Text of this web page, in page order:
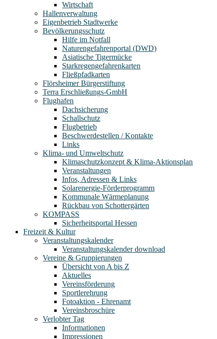
Wirtschaft
Hallenverwaltung
Eigenbetrieb Stadtwerke
Bevölkerungsschutz
Hilfe im Notfall
Naturengefahrenportal (DWD)
Asiatische Tigermücke
Starkregengefahrenkarten
Fließpfadkarten
Flörsheimer Bürgerstiftung
Terra Erschließungs-GmbH
Flughafen
Dachsicherung
Schallschutz
Flugbetrieb
Beschwerdestellen / Kontakte
Links
Klima- und Umweltschutz
Klimaschutzkonzept & Klima-Aktionsplan
Veranstaltungen
Infos, Adressen & Links
Solarenergie-Förderprogramm
Kommunale Wärmeplanung
Rückbau von Schottergärten
KOMPASS
Sicherheitsportal Hessen
Freizeit & Kultur
Veranstaltungskalender
Veranstaltungskalender download
Vereine & Gruppierungen
Übersicht von A bis Z
Aktuelles
Vereinsförderung
Sportlerehrung
Fotoaktion - Ehrenamt
Vereinsbroschüre
Verlobter Tag
Informationen
Impressionen